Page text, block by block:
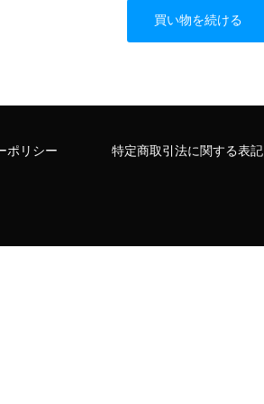
ポリシー 特定商取引法に関する表記